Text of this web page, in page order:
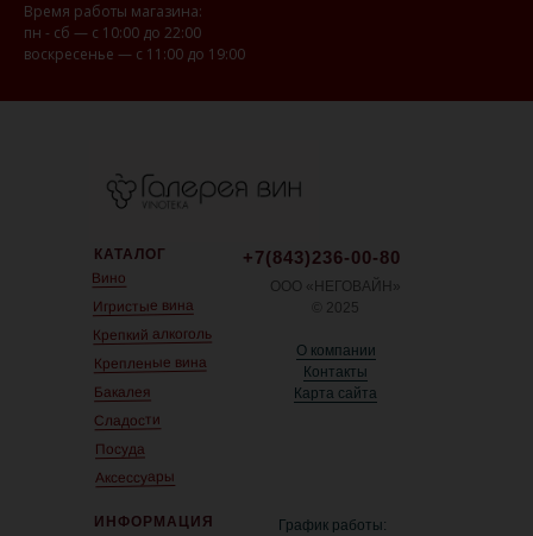
Время работы магазина:
пн - сб — с 10:00 до 22:00
воскресенье — с 11:00 до 19:00
КАТАЛОГ
Вино
Игристые вина
Крепкий алкоголь
Крепленые вина
Бакалея
Сладости
Посуда
Аксессуары
ИНФОРМАЦИЯ График работы:
ООО «НЕГОВАЙН»
© 2025
О компании
Контакты
Карта сайта
+7(843)236-00-80